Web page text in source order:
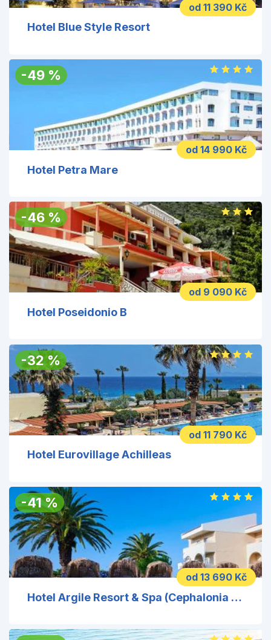
od 11 390 Kč
Hotel Blue Style Resort
od 14 990 Kč
-49 %
Hotel Petra Mare
od 9 090 Kč
-46 %
Hotel Poseidonio B
od 11 790 Kč
-32%
Hotel Eurovillage Achilleas
od 13 690 Kč
-41%
Hotel Argile Resort & Spa (Cephalonia Palace)